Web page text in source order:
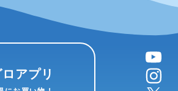
アプリ
YouTube
instagram
X